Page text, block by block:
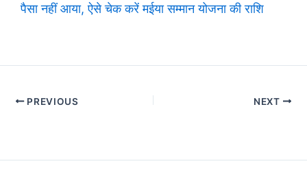
पैसा नहीं आया, ऐसे चेक करें मईया सम्मान योजना की राशि
PREVIOUS NEXT